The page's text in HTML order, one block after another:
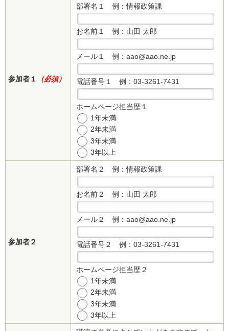
参加者１ （必須）
部署名１ 例：情報政策課
お名前１ 例：山田 太郎
メール１ 例：aao@aao.ne.jp
電話番号１ 例：03-3261-7431
ホームページ担当歴１
1年未満
2年未満
3年未満
3年以上
参加者２
部署名２ 例：情報政策課
お名前２ 例：山田 太郎
メール２ 例：aao@aao.ne.jp
電話番号２ 例：03-3261-7431
ホームページ担当歴２
1年未満
2年未満
3年未満
3年以上